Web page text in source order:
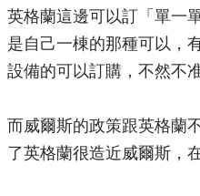
英格蘭這邊可以訂「單一
是自己一棟的那種可以，
設備的可以訂購，不然不
而威爾斯的政策跟英格蘭
了英格蘭很造近威爾斯，